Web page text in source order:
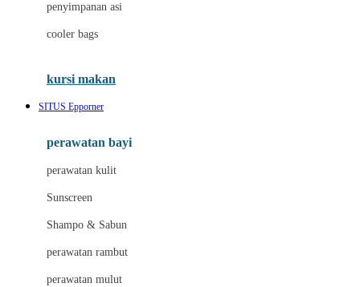
Leclerc
Lee Vierra
Lillebaby
Little Bird Told Me
Little Miss Janis
London Taxi
Love To Dream
M
penyimpanan asi
cooler bags
kursi makan
SITUS Epporner
perawatan bayi
perawatan kulit
Sunscreen
Shampo & Sabun
perawatan rambut
perawatan mulut